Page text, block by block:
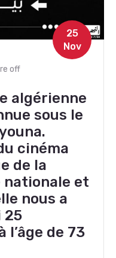
25
Nov
off
algérienne
sous le
cinéma
de la
et
nous a
25
l’âge de 73